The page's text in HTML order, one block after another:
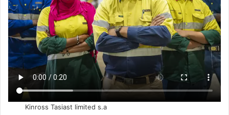
Kinross Tasiast limited s.a